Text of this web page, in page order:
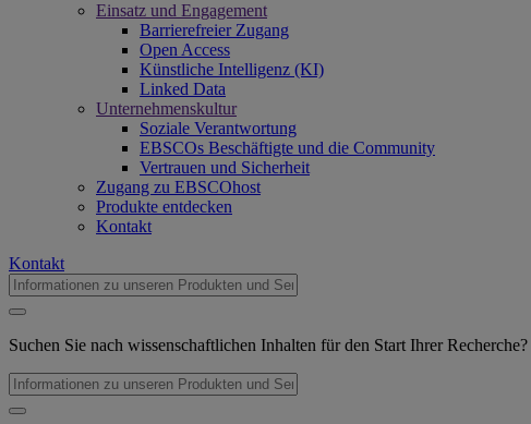
Einsatz und Engagement
Barrierefreier Zugang
Open Access
Künstliche Intelligenz (KI)
Linked Data
Unternehmenskultur
Soziale Verantwortung
EBSCOs Beschäftigte und die Community
Vertrauen und Sicherheit
Zugang zu EBSCOhost
Produkte entdecken
Kontakt
Kontakt
Suchen Sie nach wissenschaftlichen Inhalten für den Start Ihrer Recherche?